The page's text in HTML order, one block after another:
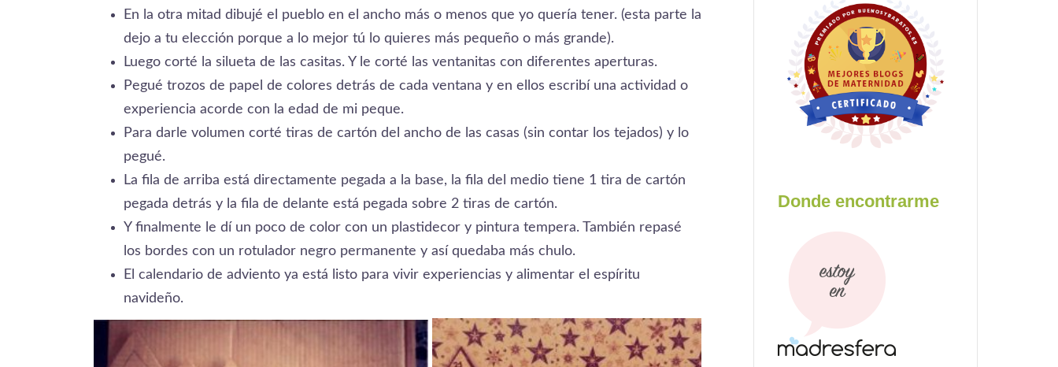
En la otra mitad dibujé el pueblo en el ancho más o menos que yo quería tener. (esta parte la
dejo a tu elección porque a lo mejor tú lo quieres más pequeño o más grande).
Luego corté la silueta de las casitas. Y le corté las ventanitas con diferentes aperturas.
Pegué trozos de papel de colores detrás de cada ventana y en ellos escribí una actividad o
experiencia acorde con la edad de mi peque.
Para darle volumen corté tiras de cartón del ancho de las casas (sin contar los tejados) y lo
pegué.
La fila de arriba está directamente pegada a la base, la fila del medio tiene 1 tira de cartón
pegada detrás y la fila de delante está pegada sobre 2 tiras de cartón.
Y finalmente le dí un poco de color con un plastidecor y pintura tempera. También repasé
los bordes con un rotulador negro permanente y así quedaba más chulo.
El calendario de adviento ya está listo para vivir experiencias y alimentar el espíritu
navideño.
Donde encontrarme